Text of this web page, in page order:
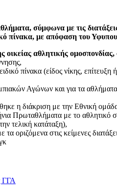
σύμφωνα με τις
πίνακα, με απόφαση του
αθλητικής ομοσπονδίας,
πίνακα (είδος νίκης,
Αγώνων και για τα
η διάκριση με την Εθνική
Πρωταθλήματα με το αθλητικό
τελική κατάταξη),
οριζόμενα στις κείμενες
ΓΓΑ